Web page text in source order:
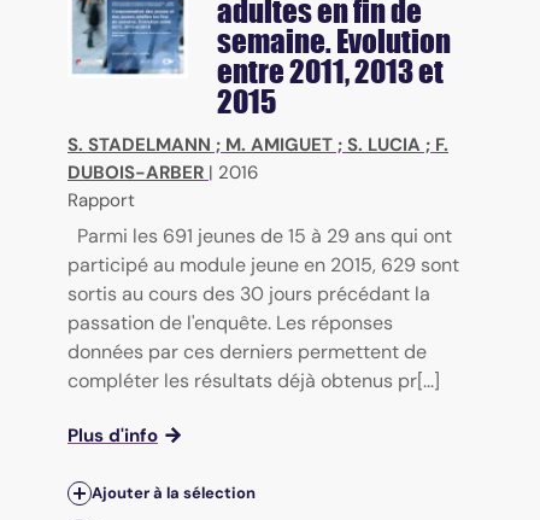
adultes en fin de
semaine. Evolution
entre 2011, 2013 et
2015
S. STADELMANN ; M. AMIGUET ; S. LUCIA ; F.
DUBOIS-ARBER | 2016
Rapport
Parmi les 691 jeunes de 15 à 29 ans qui ont
participé au module jeune en 2015, 629 sont
sortis au cours des 30 jours précédant la
passation de l'enquête. Les réponses
données par ces derniers permettent de
compléter les résultats déjà obtenus pr[...]
Plus d'info
Ajouter à la sélection